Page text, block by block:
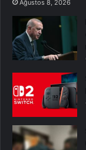
Ağustos 8, 2026